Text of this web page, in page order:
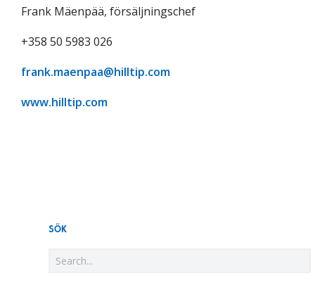
Frank Mäenpää, försäljningschef
+358 50 5983 026
frank.maenpaa@hilltip.com
www.hilltip.com
SÖK